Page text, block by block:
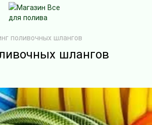
поливочных шлангов
шлангов